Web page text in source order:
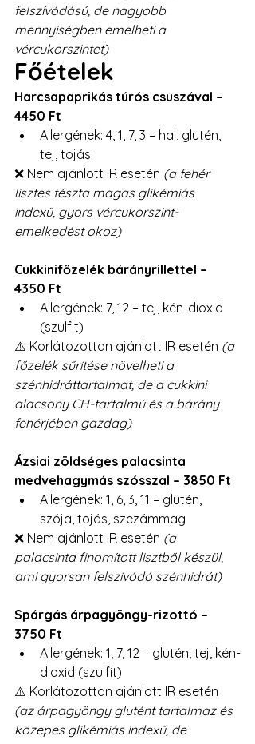
felszívódású, de nagyobb
mennyiségben emelheti a
vércukorszintet)
Főételek
Harcsapaprikás túrós csuszával –
4450 Ft
Allergének: 4, 1, 7, 3 – hal, glutén,
tej, tojás
❌ Nem ajánlott IR esetén (a fehér
lisztes tészta magas glikémiás
indexű, gyors vércukorszint-
emelkedést okoz)
Cukkinifőzelék bárányrillettel –
4350 Ft
Allergének: 7, 12 – tej, kén-dioxid
(szulfit)
⚠️ Korlátozottan ajánlott IR esetén (a
főzelék sűrítése növelheti a
szénhidráttartalmat, de a cukkini
alacsony CH-tartalmú és a bárány
fehérjében gazdag)
Ázsiai zöldséges palacsinta
medvehagymás szósszal – 3850 Ft
Allergének: 1, 6, 3, 11 – glutén,
szója, tojás, szezámmag
❌ Nem ajánlott IR esetén (a
palacsinta finomított lisztből készül,
ami gyorsan felszívódó szénhidrát)
Spárgás árpagyöngy-rizottó –
3750 Ft
Allergének: 1, 7, 12 – glutén, tej, kén-
dioxid (szulfit)
⚠️ Korlátozottan ajánlott IR esetén
(az árpagyöngy glutént tartalmaz és
közepes glikémiás indexű, de